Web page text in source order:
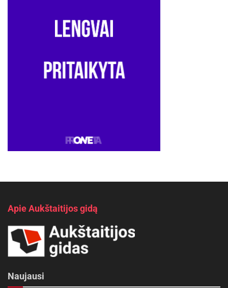
Apie Aukštaitijos gidą
Naujausi